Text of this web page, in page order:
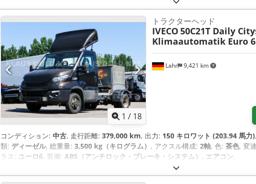
1 / 18
Lahr 9,421 km
トラクターヘッド
IVECO50C21T Daily
Klimaautomatik Euro 6
コンディション: 中古, 走行距離: 379,000 km, 出力: 150 キロワット (203.94 馬力)
類: ディーゼル, 総重量: 3,500 kg（キログラム） , アクスル構成: 2軸, 色: 茶色, 変
ラス: ユーロ6, 装備: ABS（アンチロック・ブレーキ・システム）, エアコン,